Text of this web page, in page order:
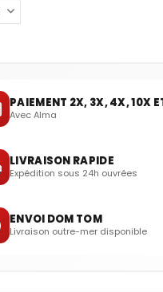
PAIEMENT 2X, 3X, 4X, 10X
Avec Alma
LIVRAISON RAPIDE
Expédition sous 24h ouvrées
ENVOI DOM TOM
Livraison outre-mer disponible